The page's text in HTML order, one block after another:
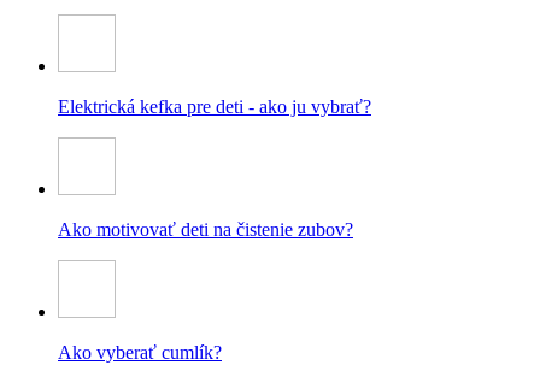
Elektrická kefka pre deti - ako ju vybrať?
Ako motivovať deti na čistenie zubov?
Ako vyberať cumlík?